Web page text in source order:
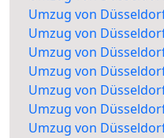
Umzug von
Umzug von
Umzug von
Umzug von
Umzug von
Umzug von
Umzug von